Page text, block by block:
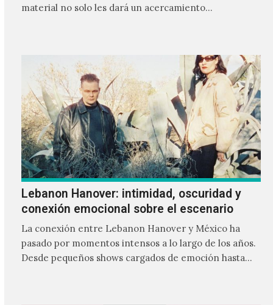
material no solo les dará un acercamiento…
Lebanon Hanover: intimidad, oscuridad y
conexión emocional sobre el escenario
La conexión entre Lebanon Hanover y México ha
pasado por momentos intensos a lo largo de los años.
Desde pequeños shows cargados de emoción hasta